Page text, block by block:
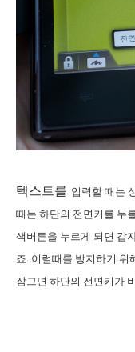
텍스트를 입력할 때는
때는 하단의 전면키를 누
색버튼을 누르게 되면 갑
죠. 이럴때를 방지하기 위
잠그면 하단의 전면키가